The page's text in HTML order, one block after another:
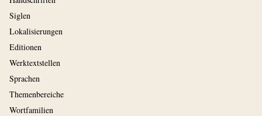
Siglen
Lokalisierungen
Editionen
Werktextstellen
Sprachen
Themenbereiche
Wortfamilien